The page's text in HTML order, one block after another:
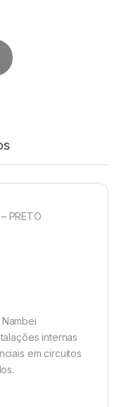
PRETO
internas
em circuitos